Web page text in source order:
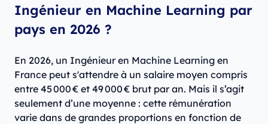
Ingénieur en Machine Learning par
pays en 2026 ?
En 2026, un Ingénieur en Machine Learning en
France peut s'attendre à un salaire moyen compris
entre 45 000 € et 49 000 € brut par an. Mais il s’agit
seulement d’une moyenne : cette rémunération
varie dans de grandes proportions en fonction de